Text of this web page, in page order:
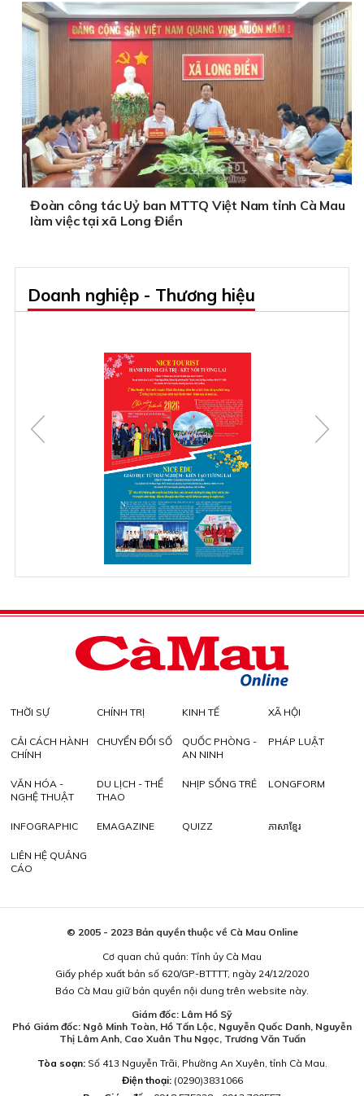
Đoàn công tác Uỷ ban MTTQ Việt Nam tỉnh Cà Mau
làm việc tại xã Long Điền
Doanh nghiệp - Thương hiệu
THỜI SỰ CHÍNH TRỊ KINH TẾ XÃ HỘI
CẢI CÁCH HÀNH
CHÍNH
CHUYỂN ĐỔI SỐ
QUỐC PHÒNG -
AN NINH
PHÁP LUẬT
VĂN HÓA -
NGHỆ THUẬT
DU LỊCH - THỂ
THAO
NHỊP SỐNG TRẺ LONGFORM
INFOGRAPHIC EMAGAZINE QUIZZ ភាសាខ្មែរ
LIÊN HỆ QUẢNG
CÁO
© 2005 - 2023 Bản quyền thuộc về Cà Mau Online
Cơ quan chủ quản: Tỉnh ủy Cà Mau
Giấy phép xuất bản số 620/GP-BTTTT, ngày 24/12/2020
Báo Cà Mau giữ bản quyền nội dung trên website này.
Giám đốc: Lâm Hồ Sỹ
Phó Giám đốc: Ngô Minh Toàn, Hồ Tấn Lộc, Nguyễn Quốc Danh, Nguyễn
Thị Lâm Anh, Cao Xuân Thu Ngọc, Trương Văn Tuấn
Tòa soạn:Số 413 Nguyễn Trãi, Phường An Xuyên, tỉnh Cà Mau.
Điện thoại: (0290)3831066